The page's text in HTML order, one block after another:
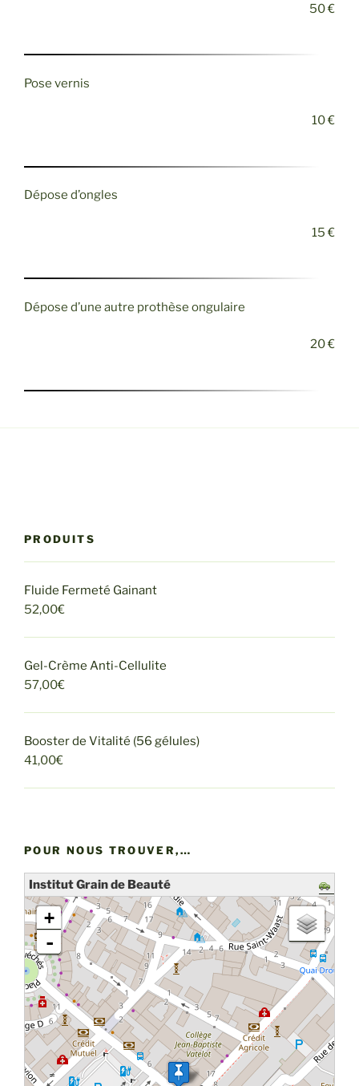
50 €
Pose vernis
10 €
Dépose d’ongles
15 €
Dépose d’une autre prothèse ongulaire
20 €
PRODUITS
Fluide Fermeté Gainant
52,00€
Gel-Crème Anti-Cellulite
57,00€
Booster de Vitalité (56 gélules)
41,00€
POUR NOUS TROUVER,…
Institut Grain de Beauté
chargement de la carte - veuillez patienter...
+
-